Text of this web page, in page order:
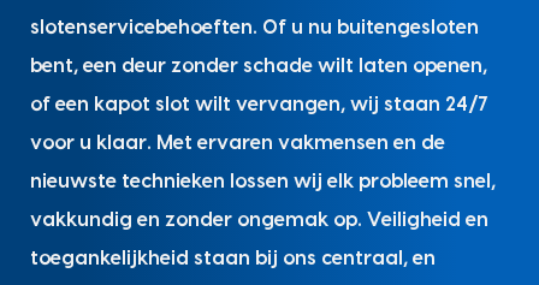
slotenservicebehoeften. Of u nu buitengesloten
bent, een deur zonder schade wilt laten openen,
of een kapot slot wilt vervangen, wij staan 24/7
voor u klaar. Met ervaren vakmensen en de
nieuwste technieken lossen wij elk probleem snel,
vakkundig en zonder ongemak op. Veiligheid en
toegankelijkheid staan bij ons centraal, en